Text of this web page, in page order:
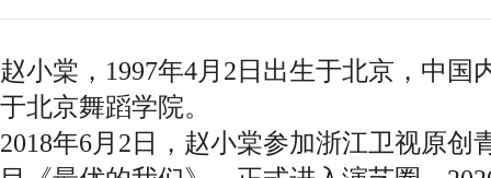
赵小棠，1997年4月2日出生于北京，中国
于北京舞蹈学院。
2018年6月2日，赵小棠参加浙江卫视原创